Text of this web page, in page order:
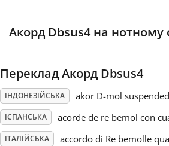
Português
Русский
Акорд Dbsus4 на нотному
Переклад Акорд Dbsus4
ІНДОНЕЗІЙСЬКА akor D-mol
ІСПАНСЬКА acorde de re bemol con
ІТАЛІЙСЬКА accordo di Re bemolle